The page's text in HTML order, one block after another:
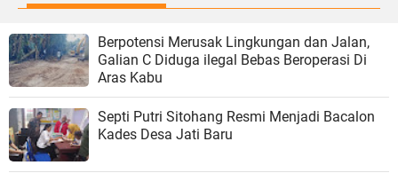
Berpotensi Merusak Lingkungan dan Jalan,
Galian C Diduga ilegal Bebas Beroperasi Di
Aras Kabu
Septi Putri Sitohang Resmi Menjadi Bacalon
Kades Desa Jati Baru